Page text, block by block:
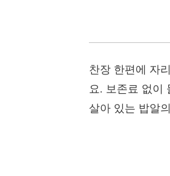
찬장 한편에 자
요. 보존료 없이
살아 있는 밥알